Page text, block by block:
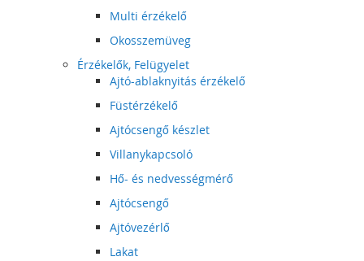
Multi érzékelő
Okosszemüveg
Érzékelők, Felügyelet
Ajtó-ablaknyitás érzékelő
Füstérzékelő
Ajtócsengő készlet
Villanykapcsoló
Hő- és nedvességmérő
Ajtócsengő
Ajtóvezérlő
Lakat